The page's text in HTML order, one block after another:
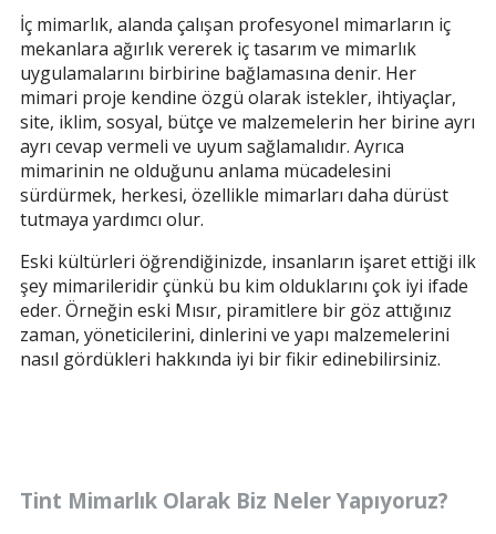
İç mimarlık, alanda çalışan profesyonel mimarların iç
mekanlara ağırlık vererek iç tasarım ve mimarlık
uygulamalarını birbirine bağlamasına denir. Her
mimari proje kendine özgü olarak istekler, ihtiyaçlar,
site, iklim, sosyal, bütçe ve malzemelerin her birine ayrı
ayrı cevap vermeli ve uyum sağlamalıdır. Ayrıca
mimarinin ne olduğunu anlama mücadelesini
sürdürmek, herkesi, özellikle mimarları daha dürüst
tutmaya yardımcı olur.
Eski kültürleri öğrendiğinizde, insanların işaret ettiği ilk
şey mimarileridir çünkü bu kim olduklarını çok iyi ifade
eder. Örneğin eski Mısır, piramitlere bir göz attığınız
zaman, yöneticilerini, dinlerini ve yapı malzemelerini
nasıl gördükleri hakkında iyi bir fikir edinebilirsiniz.
Tint Mimarlık Olarak Biz Neler Yapıyoruz?